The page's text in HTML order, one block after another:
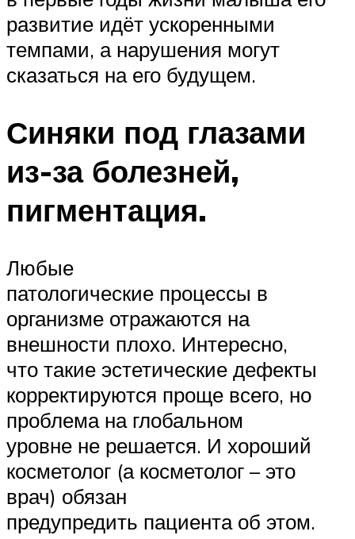
развитие идёт ускоренными
темпами, а нарушения могут
сказаться на его будущем.
Синяки под глазами
из-за болезней,
пигментация.
Любые
патологические процессы в
организме отражаются на
внешности плохо. Интересно,
что такие эстетические дефекты
корректируются проще всего, но
проблема на глобальном
уровне не решается. И хороший
косметолог (а косметолог – это
врач) обязан
предупредить пациента об этом.